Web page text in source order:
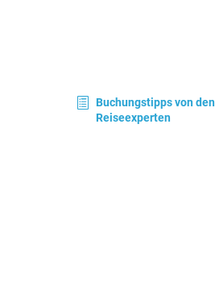
Buchungstipps von den
Reiseexperten